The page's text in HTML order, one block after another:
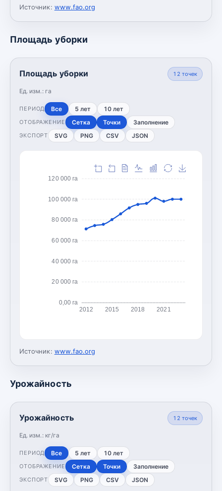
Источник: www.fao.org
Площадь уборки
Площадь уборки
Ед. изм.: га
12 точек
ПЕРИОД Все 5 лет 10 лет
ОТОБРАЖЕНИЕ Сетка Точки Заполнение
ЭКСПОРТ SVG PNG CSV JSON
0,00 га
20 000 га
40 000 га
60 000 га
80 000 га
100 000 га
120 000 га
2012 2015 2018 2021
Источник: www.fao.org
Урожайность
Урожайность
Ед. изм.: кг/га
12 точек
ПЕРИОД Все 5 лет 10 лет
ОТОБРАЖЕНИЕ Сетка Точки Заполнение
ЭКСПОРТ SVG PNG CSV JSON